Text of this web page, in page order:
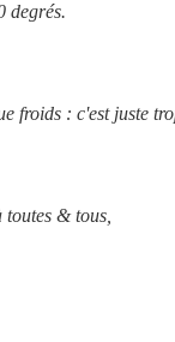
degrés.
froids : c'est juste
& tous,